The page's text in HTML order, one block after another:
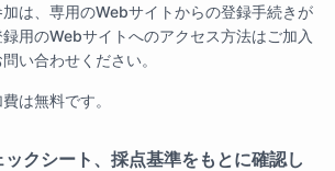
は、専用のWebサイトからの登録手続きが
用のWebサイトへのアクセス方法はご加入
い合わせください。
は無料です。
クシート、採点基準をもとに確認し